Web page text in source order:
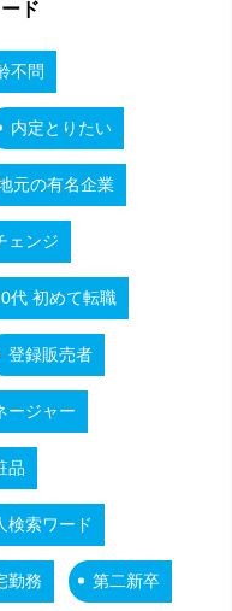
ド
不問
内定とりたい
元の有名企業
ェンジ
代 初めて転職
登録販売者
ージャー
品
検索ワード
勤務 第二新卒